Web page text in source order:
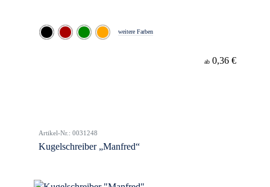
weitere Farben
ab 0,36 €
Artikel-Nr.: 0031248
Kugelschreiber „Manfred“